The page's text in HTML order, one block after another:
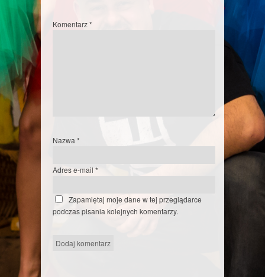
Komentarz*
Nazwa *
Adres e-mail *
Zapamiętaj moje dane w tej przeglądarce
podczas pisania kolejnych komentarzy.